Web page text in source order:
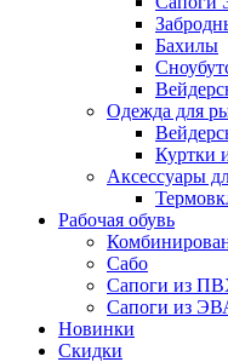
Бахилы
Одежда для
Куртки
Аксессуары
Рабочая обувь
Сабо
Сапоги из
Сапоги из
Новинки
Скидки